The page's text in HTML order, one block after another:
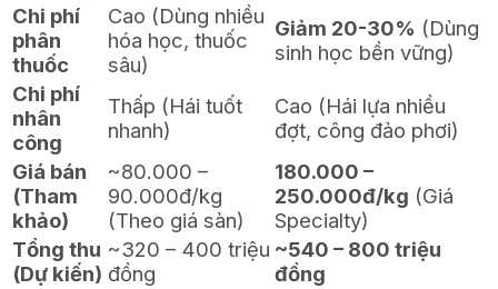
Chi phí
phân
thuốc
Cao (Dùng nhiều
hóa học, thuốc
sâu)
Giảm 20-30% (Dùng
sinh học bền vững)
Chi phí
nhân
công
Thấp (Hái tuốt
nhanh)
Cao (Hái lựa nhiều
đợt, công đảo phơi)
Giá bán
(Tham
khảo)
~80.000 –
90.000đ/kg
(Theo giá sàn)
180.000 –
250.000đ/kg (Giá
Specialty)
Tổng thu
(Dự kiến)
~320 – 400 triệu
đồng
~540 – 800 triệu
đồng